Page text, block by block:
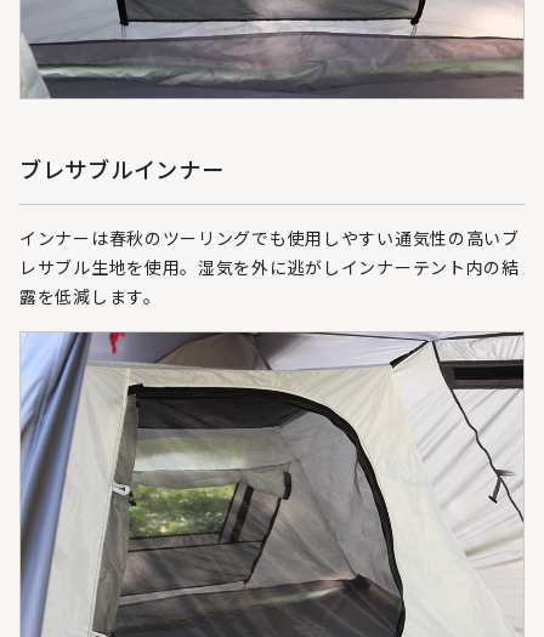
ブレサブルインナー
インナーは春秋のツーリングでも使用しやすい通気性の高いブ
レサブル生地を使用。湿気を外に逃がしインナーテント内の結
露を低減します。